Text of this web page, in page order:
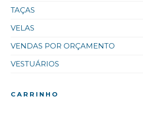
TAÇAS
VELAS
VENDAS POR ORÇAMENTO
VESTUÁRIOS
CARRINHO